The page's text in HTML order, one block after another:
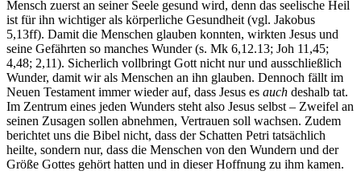
Mensch zuerst an seiner Seele gesund wird, denn das seelische Heil
ist für ihn wichtiger als körperliche Gesundheit (vgl. Jakobus
5,13ff). Damit die Menschen glauben konnten, wirkten Jesus und
seine Gefährten so manches Wunder (s. Mk 6,12.13; Joh 11,45;
4,48; 2,11). Sicherlich vollbringt Gott nicht nur und ausschließlich
Wunder, damit wir als Menschen an ihn glauben. Dennoch fällt im
Neuen Testament immer wieder auf, dass Jesus es auch deshalb tat.
Im Zentrum eines jeden Wunders steht also Jesus selbst – Zweifel an
seinen Zusagen sollen abnehmen, Vertrauen soll wachsen. Zudem
berichtet uns die Bibel nicht, dass der Schatten Petri tatsächlich
heilte, sondern nur, dass die Menschen von den Wundern und der
Größe Gottes gehört hatten und in dieser Hoffnung zu ihm kamen.